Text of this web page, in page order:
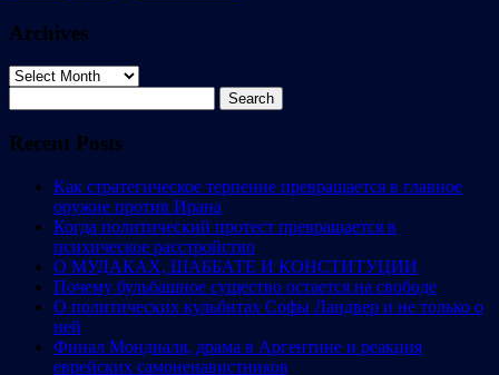
Archives
Archives
for:
Recent Posts
Как стратегическое терпение превращается в главное
оружие против Ирана
Когда политический протест превращается в
психическое расстройство
О МУДАКАХ, ШАББАТЕ И КОНСТИТУЦИИ
Почему бульбашное существо остается на свободе
О политических кульбитах Софы Ландвер и не только о
ней
Финал Мондиаля, драма в Аргентине и реакция
еврейских самоненавистников